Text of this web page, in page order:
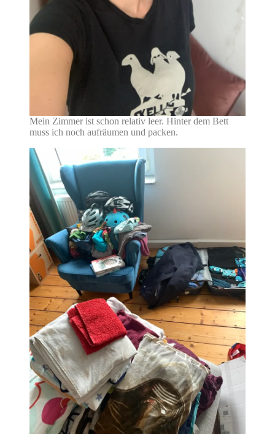
Mein Zimmer ist schon relativ leer. Hinter dem Bett
muss ich noch aufräumen und packen.